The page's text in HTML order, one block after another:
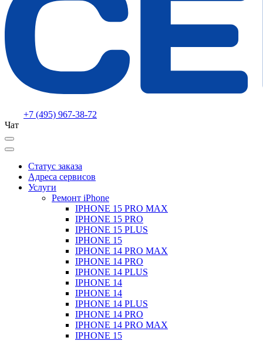
+7 (495) 967-38-72
Чат
Статус заказа
Адреса сервисов
Услуги
Ремонт iPhone
IPHONE 15 PRO MAX
IPHONE 15 PRO
IPHONE 15 PLUS
IPHONE 15
IPHONE 14 PRO MAX
IPHONE 14 PRO
IPHONE 14 PLUS
IPHONE 14
IPHONE 14
IPHONE 14 PLUS
IPHONE 14 PRO
IPHONE 14 PRO MAX
IPHONE 15